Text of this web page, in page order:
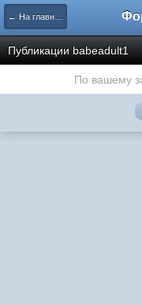
← На главную
Публикации babeadult1
По вашему